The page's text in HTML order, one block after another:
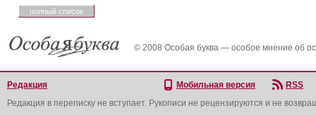
полный список
© 2008 Особая буква — особое мнение об
Редакция Мобильная версия
RSS
Редакция в переписку не вступает. Рукописи не рецензируются и не